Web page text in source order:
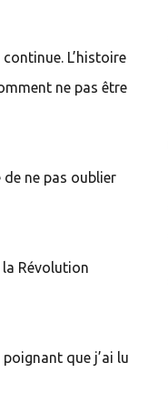
L’histoire
ne pas être
ne pas oublier
Révolution
que j’ai lu